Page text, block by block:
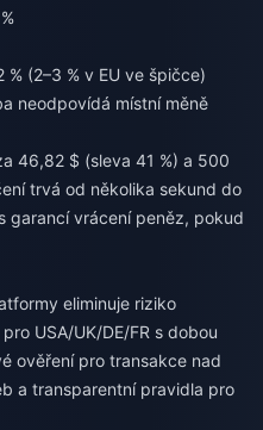
(2–3 % v EU ve špičce)
neodpovídá místní měně
46,82 $ (sleva 41 %) a 500
trvá od několika sekund do
garancí vrácení peněz, pokud
eliminuje riziko
USA/UK/DE/FR s dobou
ověření pro transakce nad
a transparentní pravidla pro